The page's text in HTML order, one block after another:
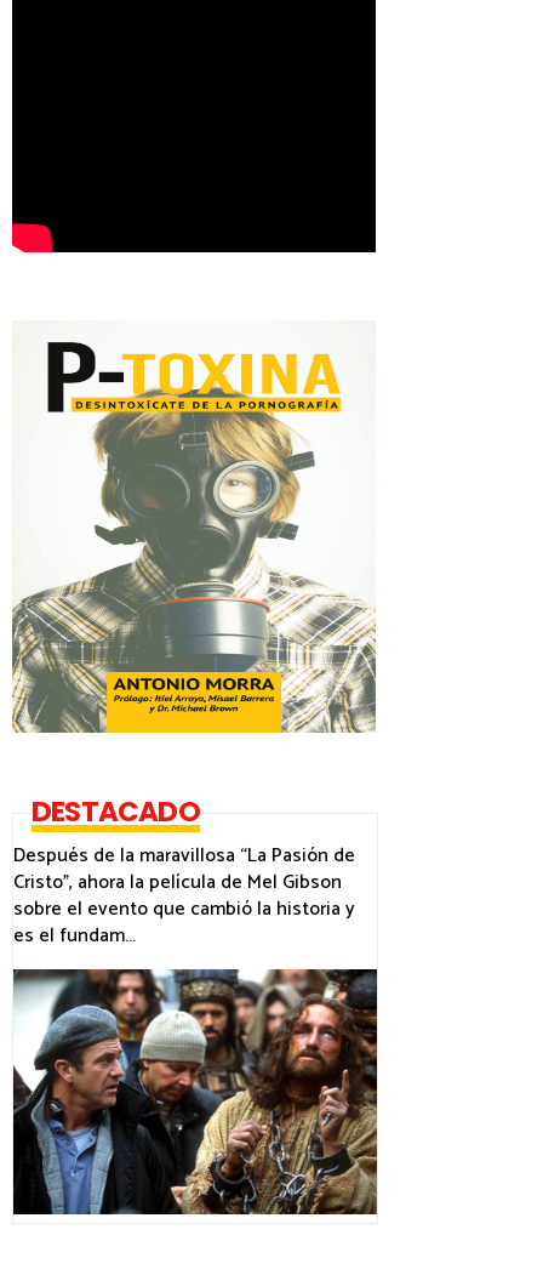
DESTACADO
Después de la maravillosa “La Pasión de
Cristo”, ahora la película de Mel Gibson
sobre el evento que cambió la historia y
es el fundam...